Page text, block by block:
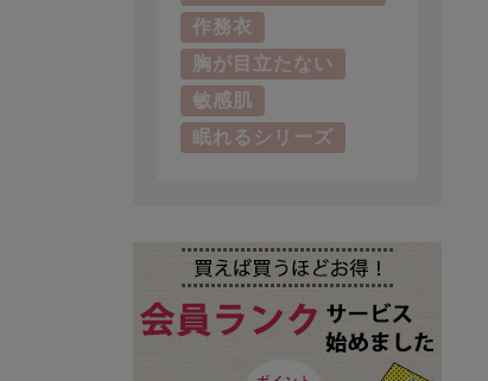
作務衣
胸が目立たない
敏感肌
眠れるシリーズ